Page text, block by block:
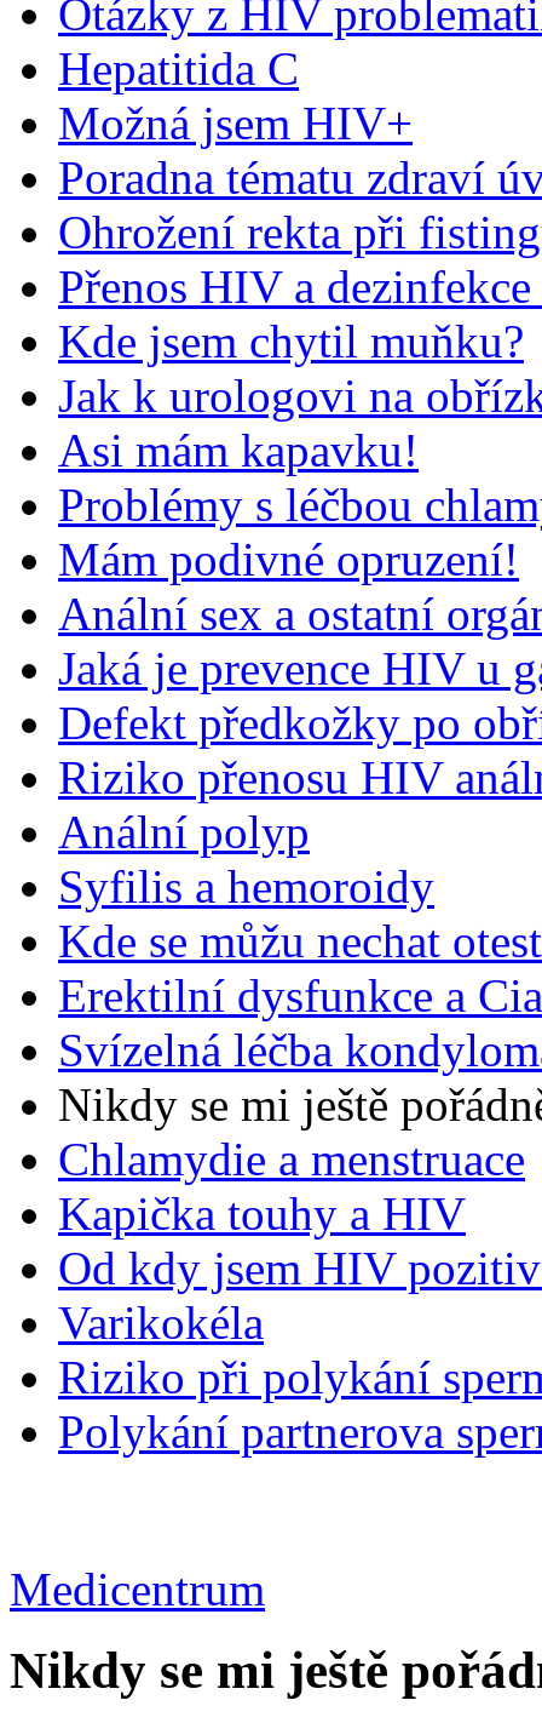
Otázky z HIV
Hepatitida C
Možná jsem HIV+
Poradna tématu zdraví
Ohrožení rekta při
Přenos HIV a
Kde jsem chytil muňku?
Jak k urologovi na
Asi mám kapavku!
Problémy s léčbou
Mám podivné opruzení!
Anální sex a ostatní
Jaká je prevence HIV u
Defekt předkožky po
Riziko přenosu HIV
Anální polyp
Syfilis a hemoroidy
Kde se můžu nechat
Erektilní dysfunkce a
Svízelná léčba
Nikdy se mi ještě
Chlamydie a menstruace
Kapička touhy a HIV
Od kdy jsem HIV
Varikokéla
Riziko při polykání
Polykání partnerova
Medicentrum
Nikdy se mi ještě